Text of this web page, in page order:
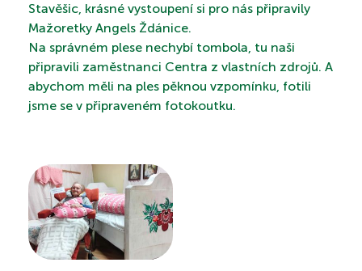
KONTAKTY
PROHLÍDKA
Stavěšic, krásné vystoupení si pro nás připravily
Mažoretky Angels Ždánice.
Na správném plese nechybí tombola, tu naši
připravili zaměstnanci Centra z vlastních zdrojů. A
abychom měli na ples pěknou vzpomínku, fotili
jsme se v připraveném fotokoutku.